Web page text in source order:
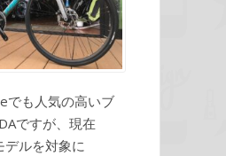
でも人気の高いブ
ですが、現在
ルを対象に